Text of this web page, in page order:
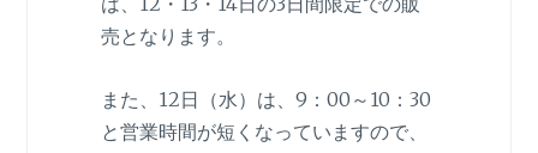
売となります。
また、12日（水）は、9：00～10：30
と営業時間が短くなっていますので、